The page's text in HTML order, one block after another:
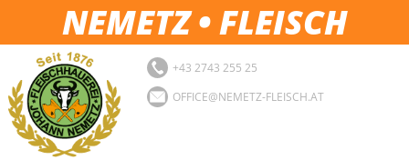
NEMETZ • FLEISCH
+43 2743 255 25
OFFICE@NEMETZ-FLEISCH.AT